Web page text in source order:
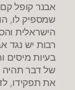
אבנר קופל
שמספיק לו,
הישראלית
רבות יש נגד
בעיות מיסים
של דבר תהיה
את תפקידו,